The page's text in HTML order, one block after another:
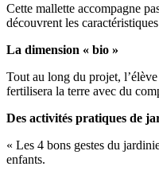
Cette mallette accompagne
découvrent les
La dimension « bio »
Tout au long du projet,
fertilisera la terre avec du
Des activités pratiques de
« Les 4 bons gestes du
enfants.